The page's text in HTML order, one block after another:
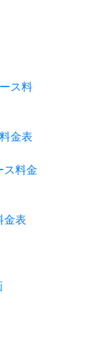
ス料
金表
ス料金
金表